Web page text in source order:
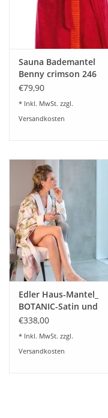
Sauna Bademantel
Benny crimson 246
€79,90
* Inkl. MwSt. zzgl.
Versandkosten
Edler Haus-Mantel_
BOTANIC-Satin und
Frottier
€338,00
* Inkl. MwSt. zzgl.
Versandkosten